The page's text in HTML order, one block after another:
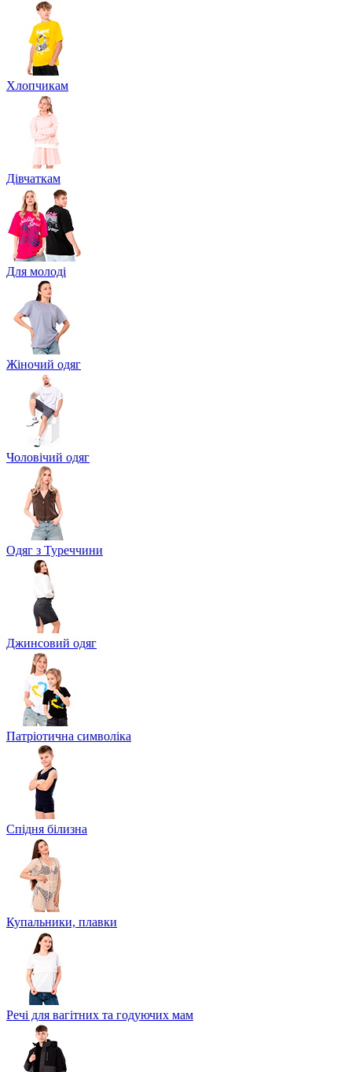
Хлопчикам
Дівчаткам
Для молоді
Жіночий одяг
Чоловічий одяг
Одяг з Туреччини
Джинсовий одяг
Патріотична символіка
Спідня білизна
Купальники, плавки
Речі для вагітних та годуючих мам